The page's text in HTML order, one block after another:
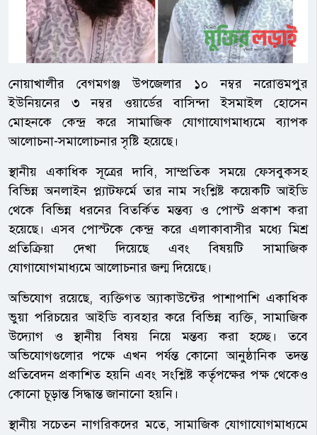
নোয়াখালীর বেগমগঞ্জ উপজেলার ১০ নম্বর নরোত্তমপুর
ইউনিয়নের ৩ নম্বর ওয়ার্ডের বাসিন্দা ইসমাইল হোসেন
মোহনকে কেন্দ্র করে সামাজিক যোগাযোগমাধ্যমে ব্যাপক
আলোচনা-সমালোচনার সৃষ্টি হয়েছে।
স্থানীয় একাধিক সূত্রের দাবি, সাম্প্রতিক সময়ে ফেসবুকসহ
বিভিন্ন অনলাইন প্ল্যাটফর্মে তার নাম সংশ্লিষ্ট কয়েকটি আইডি
থেকে বিভিন্ন ধরনের বিতর্কিত মন্তব্য ও পোস্ট প্রকাশ করা
হয়েছে। এসব পোস্টকে কেন্দ্র করে এলাকাবাসীর মধ্যে মিশ্র
প্রতিক্রিয়া দেখা দিয়েছে এবং বিষয়টি সামাজিক
যোগাযোগমাধ্যমে আলোচনার জন্ম দিয়েছে।
অভিযোগ রয়েছে, ব্যক্তিগত অ্যাকাউন্টের পাশাপাশি একাধিক
ভুয়া পরিচয়ের আইডি ব্যবহার করে বিভিন্ন ব্যক্তি, সামাজিক
উদ্যোগ ও স্থানীয় বিষয় নিয়ে মন্তব্য করা হচ্ছে। তবে
অভিযোগগুলোর পক্ষে এখন পর্যন্ত কোনো আনুষ্ঠানিক তদন্ত
প্রতিবেদন প্রকাশিত হয়নি এবং সংশ্লিষ্ট কর্তৃপক্ষের পক্ষ থেকেও
কোনো চূড়ান্ত সিদ্ধান্ত জানানো হয়নি।
স্থানীয় সচেতন নাগরিকদের মতে, সামাজিক যোগাযোগমাধ্যমে